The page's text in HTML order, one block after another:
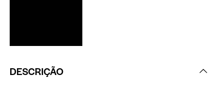
DESCRIÇÃO